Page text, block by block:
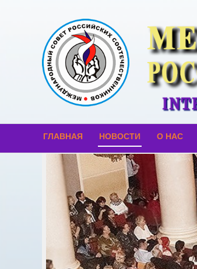
ГЛАВНАЯ НОВОСТИ О НАС